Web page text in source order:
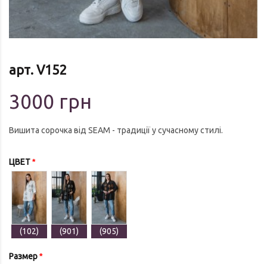
арт. V152
3000 грн
Вишита сорочка від SEAM - традиції у сучасному стилі.
ЦВЕТ
(102) (901) (905)
Размер